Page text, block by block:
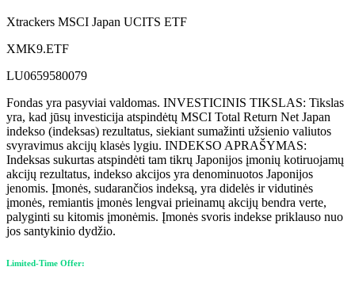
Xtrackers MSCI Japan UCITS ETF
XMK9.ETF
LU0659580079
Fondas yra pasyviai valdomas. INVESTICINIS TIKSLAS: Tikslas
yra, kad jūsų investicija atspindėtų MSCI Total Return Net Japan
indekso (indeksas) rezultatus, siekiant sumažinti užsienio valiutos
svyravimus akcijų klasės lygiu. INDEKSO APRAŠYMAS:
Indeksas sukurtas atspindėti tam tikrų Japonijos įmonių kotiruojamų
akcijų rezultatus, indekso akcijos yra denominuotos Japonijos
jenomis. Įmonės, sudarančios indeksą, yra didelės ir vidutinės
įmonės, remiantis įmonės lengvai prieinamų akcijų bendra verte,
palyginti su kitomis įmonėmis. Įmonės svoris indekse priklauso nuo
jos santykinio dydžio.
Limited-Time Offer: